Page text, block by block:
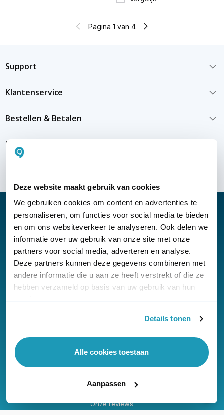
Deze website maakt gebruik van cookies
We gebruiken cookies om content en advertenties te
personaliseren, om functies voor social media te bieden
en om ons websiteverkeer te analyseren. Ook delen we
informatie over uw gebruik van onze site met onze
partners voor social media, adverteren en analyse.
Deze partners kunnen deze gegevens combineren met
andere informatie die u aan ze heeft verstrekt of die ze
hebben verzameld op basis van uw gebruik van hun
Details tonen
Alle cookies toestaan
Aanpassen
Pagina 1 van 4
Support
Klantenservice
Bestellen & Betalen
Bezorgen & installeren
Over KommaGo
© Copyright KommaGo
Algemene voorwaarden
Cookies
Onze reviews
Nieuwsbrief
Klantenservice